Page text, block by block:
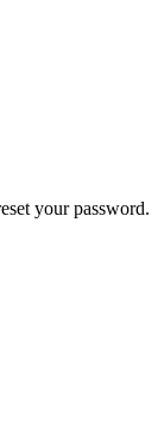
your password.